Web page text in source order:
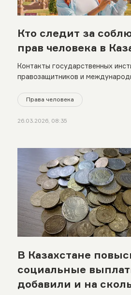
Кто следит за
прав человека в
Контакты государственных
правозащитников и
Права человека
26.03.2026, 08:35
В Казахстане
социальные
добавили и на